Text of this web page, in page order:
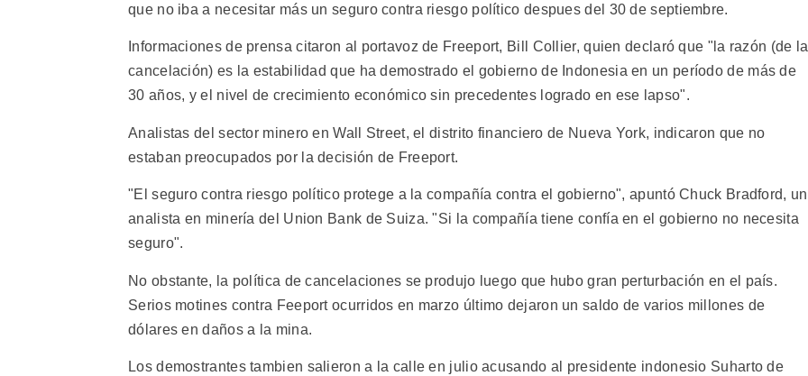
que no iba a necesitar más un seguro contra riesgo político despues del 30 de septiembre.
Informaciones de prensa citaron al portavoz de Freeport, Bill Collier, quien declaró que "la razón (de la
cancelación) es la estabilidad que ha demostrado el gobierno de Indonesia en un período de más de
30 años, y el nivel de crecimiento económico sin precedentes logrado en ese lapso".
Analistas del sector minero en Wall Street, el distrito financiero de Nueva York, indicaron que no
estaban preocupados por la decisión de Freeport.
"El seguro contra riesgo político protege a la compañía contra el gobierno", apuntó Chuck Bradford, un
analista en minería del Union Bank de Suiza. "Si la compañía tiene confía en el gobierno no necesita
seguro".
No obstante, la política de cancelaciones se produjo luego que hubo gran perturbación en el país.
Serios motines contra Feeport ocurridos en marzo último dejaron un saldo de varios millones de
dólares en daños a la mina.
Los demostrantes tambien salieron a la calle en julio acusando al presidente indonesio Suharto de